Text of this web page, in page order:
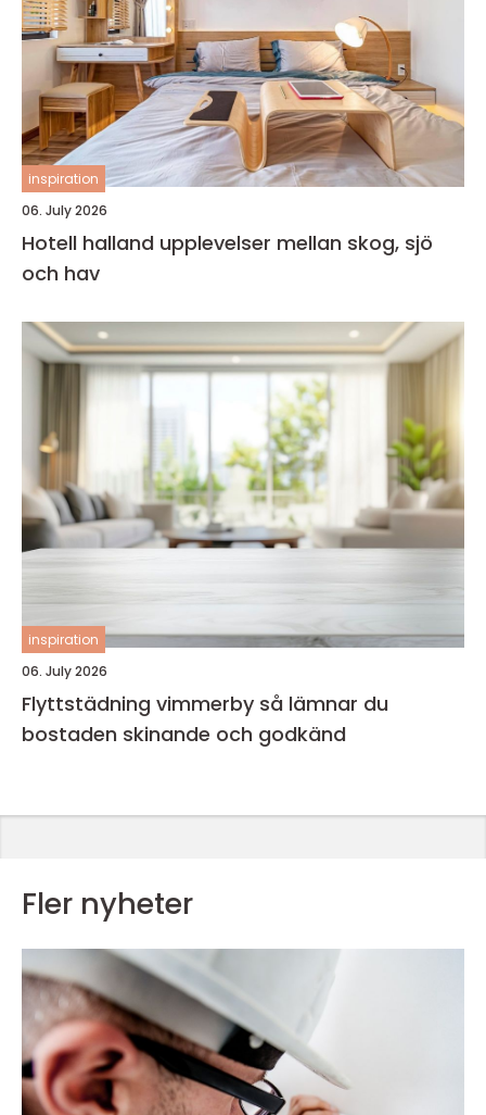
inspiration
06. July 2026
Hotell halland upplevelser mellan skog, sjö
och hav
inspiration
06. July 2026
Flyttstädning vimmerby så lämnar du
bostaden skinande och godkänd
Fler nyheter